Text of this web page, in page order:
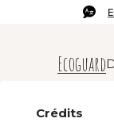
Ecoguard
Crédits